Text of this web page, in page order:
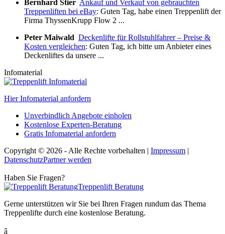
Bernhard Stier Ankauf und Verkauf von gebrauchten
Treppenliften bei eBay: Guten Tag, habe einen Treppenlift der
Firma ThyssenKrupp Flow 2 ...
Peter Maiwald Deckenlifte für Rollstuhlfahrer – Preise &
Kosten vergleichen: Guten Tag, ich bitte um Anbieter eines
Deckenliftes da unsere ...
Infomaterial
Hier Infomaterial anfordern
Unverbindlich Angebote einholen
Kostenlose Experten-Beratung
Gratis Infomaterial anfordern
Copyright © 2026 - Alle Rechte vorbehalten | Impressum |
DatenschutzPartner werden
Haben Sie Fragen?
Treppenlift Beratung
Gerne unterstützen wir Sie bei Ihren Fragen rundum das Thema
Treppenlifte durch eine kostenlose Beratung.
â